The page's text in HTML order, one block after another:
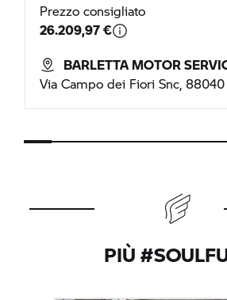
Prezzo consigliato
26.209,97 €
BARLETTA MOTOR
Via Campo dei Fiori Snc,
PIÙ